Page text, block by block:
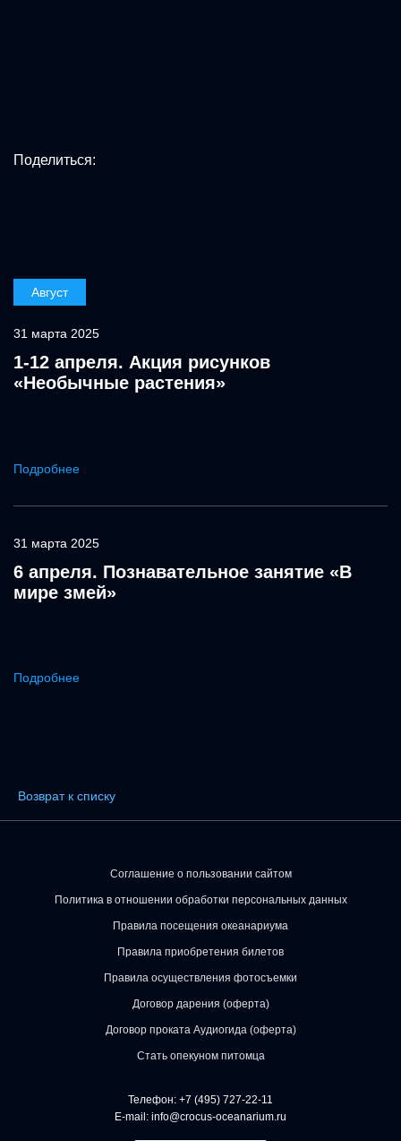
Поделиться:
Август
31 марта 2025
1-12 апреля. Акция рисунков
«Необычные растения»
Подробнее
31 марта 2025
6 апреля. Познавательное занятие «В
мире змей»
Подробнее
Возврат к списку
Соглашение о пользовании сайтом
Политика в отношении обработки персональных данных
Правила посещения океанариума
Правила приобретения билетов
Правила осуществления фотосъемки
Договор дарения (оферта)
Договор проката Аудиогида (оферта)
Стать опекуном питомца
Телефон: +7 (495) 727-22-11
E-mail: info@crocus-oceanarium.ru